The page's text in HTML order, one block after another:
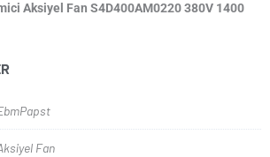
Aksiyel Fan S4D400AM0220 380V 1400
Fan